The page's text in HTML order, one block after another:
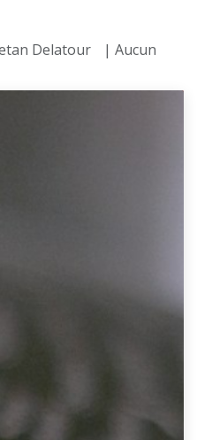
Delatour
| Aucun